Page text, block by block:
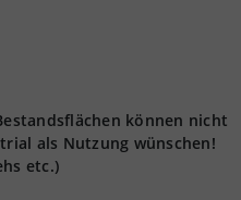
können nicht
als Nutzung wünschen!
etc.)